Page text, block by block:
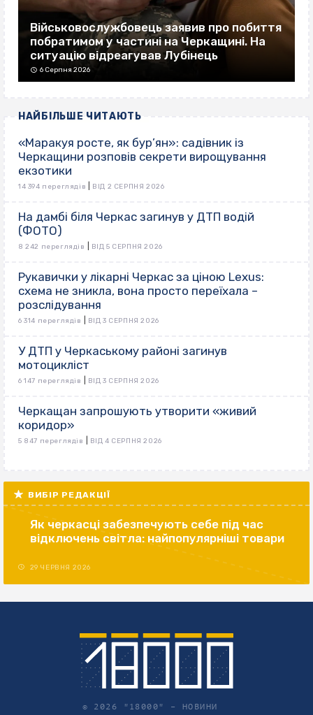
Військовослужбовець заявив про побиття
побратимом у частині на Черкащині. На
ситуацію відреагував Лубінець
6 Серпня 2026
НАЙБІЛЬШЕ ЧИТАЮТЬ
«Маракуя росте, як бур’ян»: садівник із
Черкащини розповів секрети вирощування
екзотики
14 394 переглядів ВІД 2 СЕРПНЯ 2026
На дамбі біля Черкас загинув у ДТП водій
(ФОТО)
8 242 переглядів ВІД 5 СЕРПНЯ 2026
Рукавички у лікарні Черкас за ціною Lexus:
схема не зникла, вона просто переїхала –
розслідування
6 314 переглядів ВІД 3 СЕРПНЯ 2026
У ДТП у Черкаському районі загинув
мотоцикліст
6 147 переглядів ВІД 3 СЕРПНЯ 2026
Черкащан запрошують утворити «живий
коридор»
5 847 переглядів ВІД 4 СЕРПНЯ 2026
ВИБІР РЕДАКЦІЇ
Як черкасці забезпечують себе під час
відключень світла: найпопулярніші товари
29 ЧЕРВНЯ 2026
© 2026 "18000" – НОВИНИ